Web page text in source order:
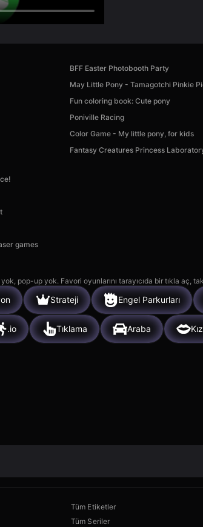
BFF Easter Photobooth Party
May Little Pony - Tamagotchi Pinkie
Fun coloring book: Cute pony
Poniville Racing
Color Game - My little pony, for kids
Fantasy Creatures Princess
games
pop-up yok. Favori oyunlarını tarayıcıda bir tıkla aç,
Strateji Engel Parkurları
.io Tıklama Araba
Tüm Etiketler
Tüm Seriler